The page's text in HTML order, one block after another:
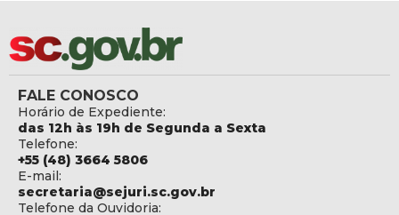
FALE CONOSCO
Horário de Expediente:
das 12h às 19h de Segunda a Sexta
Telefone:
+55 (48) 3664 5806
E-mail:
secretaria@sejuri.sc.gov.br
Telefone da Ouvidoria: